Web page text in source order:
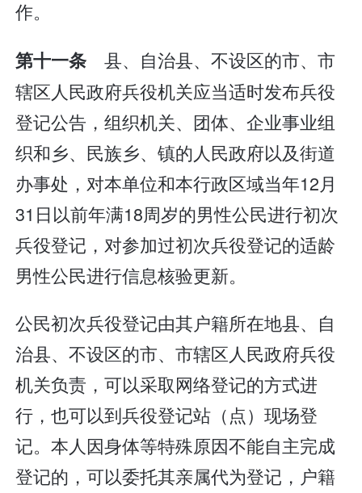
作。
第十一条 县、自治县、不设区的市、市
辖区人民政府兵役机关应当适时发布兵役
登记公告，组织机关、团体、企业事业组
织和乡、民族乡、镇的人民政府以及街道
办事处，对本单位和本行政区域当年12月
31日以前年满18周岁的男性公民进行初次
兵役登记，对参加过初次兵役登记的适龄
男性公民进行信息核验更新。
公民初次兵役登记由其户籍所在地县、自
治县、不设区的市、市辖区人民政府兵役
机关负责，可以采取网络登记的方式进
行，也可以到兵役登记站（点）现场登
记。本人因身体等特殊原因不能自主完成
登记的，可以委托其亲属代为登记，户籍